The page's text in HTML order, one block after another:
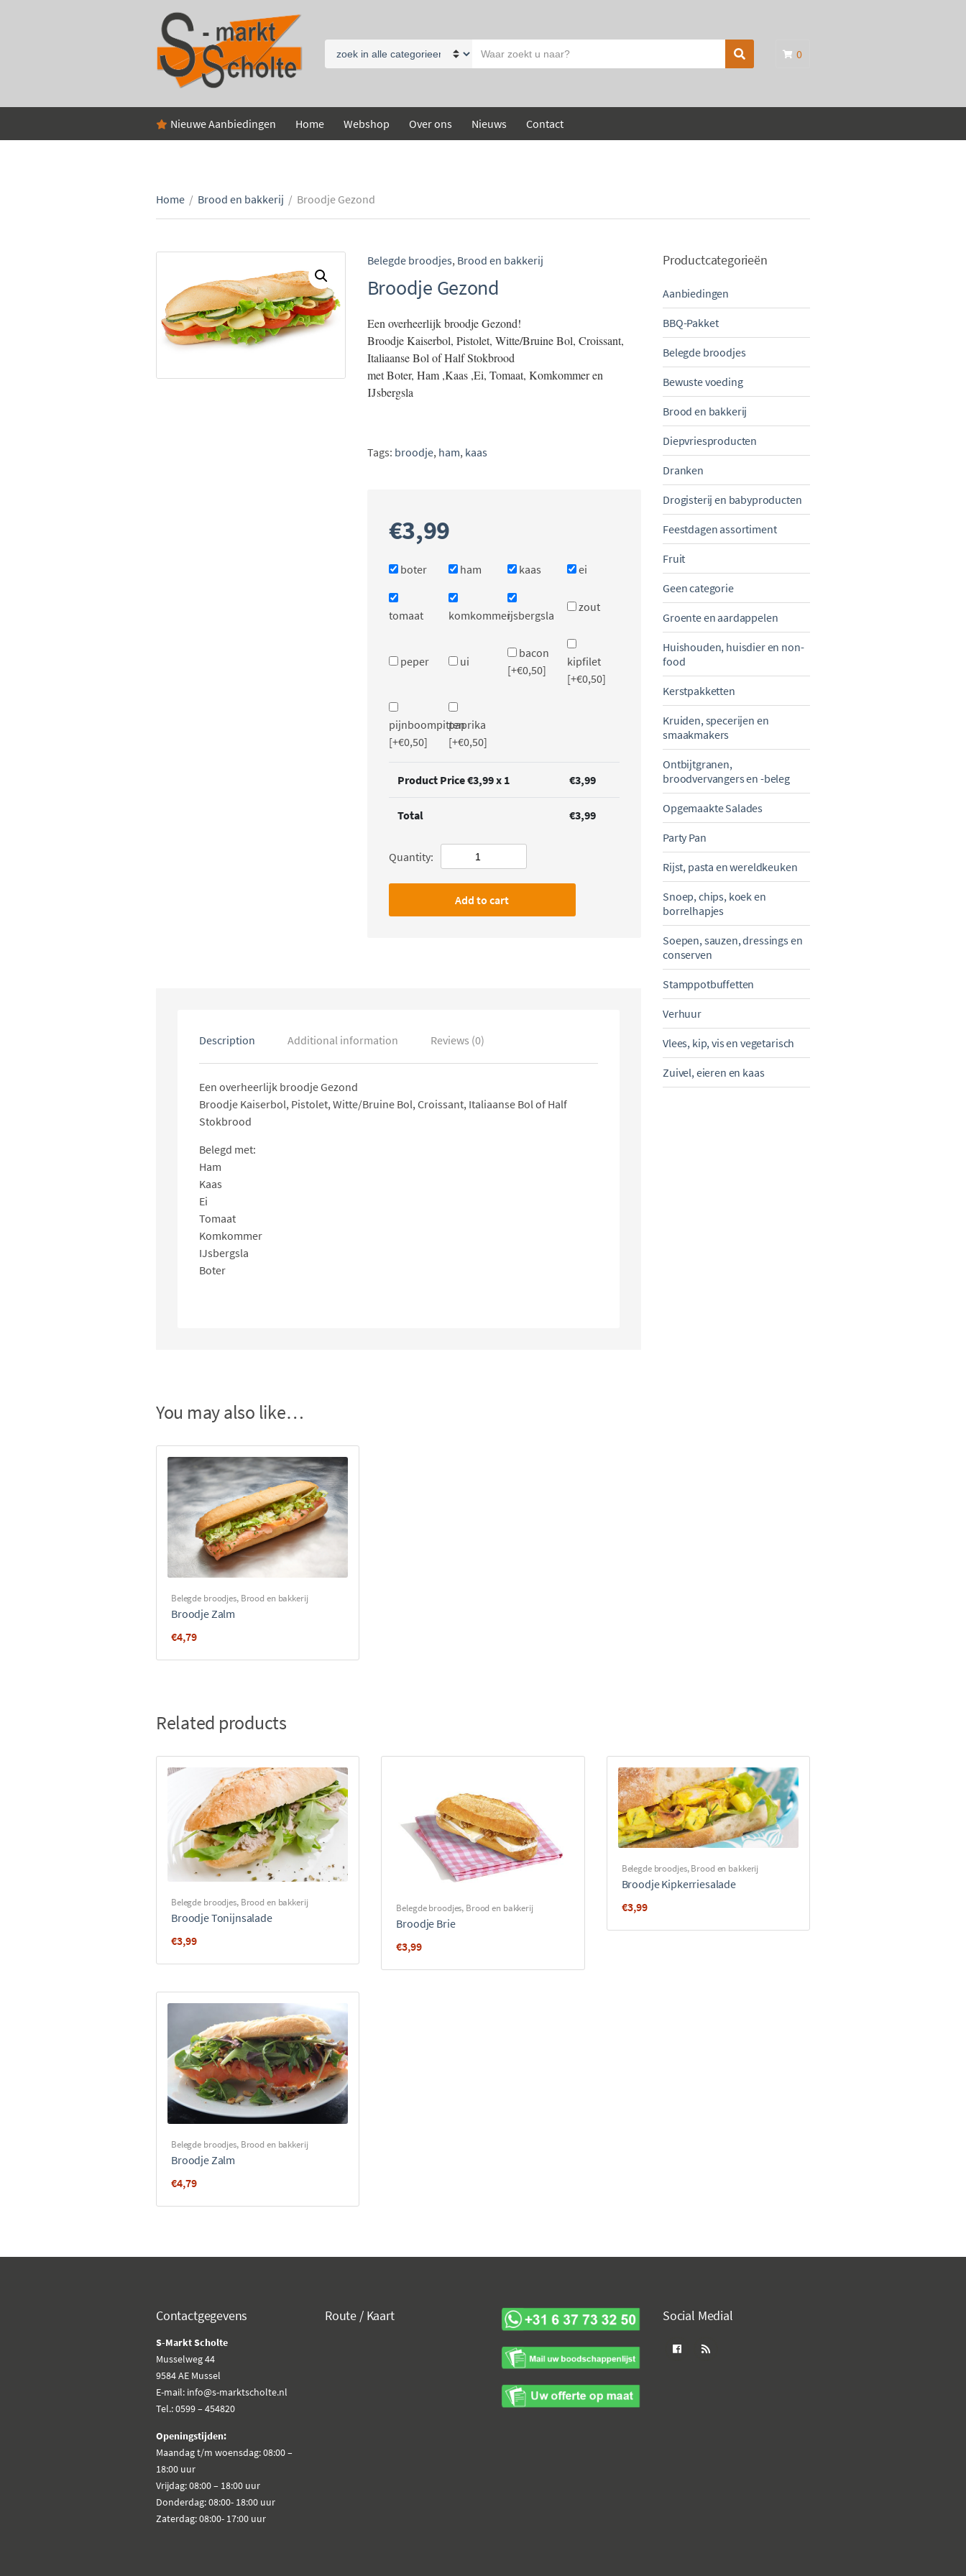
Category
Search
Search 0
Nieuwe Aanbiedingen Home Webshop Over ons Nieuws Contact
Home / Brood en bakkerij / Broodje Gezond
Belegde broodjes, Brood en bakkerij
Broodje Gezond
Een overheerlijk broodje Gezond!
Broodje Kaiserbol, Pistolet, Witte/Bruine Bol, Croissant,
Italiaanse Bol of Half Stokbrood
met Boter, Ham ,Kaas ,Ei, Tomaat, Komkommer en
IJsbergsla
Tags: broodje, ham, kaas
€3,99
boter ham kaas ei
tomaat komkommerijsbergsla
zout
peper ui
bacon
[+€0,50]
kipfilet
[+€0,50]
pijnboompitten
[+€0,50]
paprika
[+€0,50]
Product Price €3,99x 1 €3,99
Total €3,99
Quantity:
Add to cart
Description Additional information Reviews (0)
Een overheerlijk broodje Gezond
Broodje Kaiserbol, Pistolet, Witte/Bruine Bol, Croissant, Italiaanse Bol of Half
Stokbrood
Belegd met:
Ham
Kaas
Ei
Tomaat
Komkommer
IJsbergsla
Boter
Productcategorieën
Aanbiedingen
BBQ-Pakket
Belegde broodjes
Bewuste voeding
Brood en bakkerij
Diepvriesproducten
Dranken
Drogisterij en babyproducten
Feestdagen assortiment
Fruit
Geen categorie
Groente en aardappelen
Huishouden, huisdier en non-
food
Kerstpakketten
Kruiden, specerijen en
smaakmakers
Ontbijtgranen,
broodvervangers en -beleg
Opgemaakte Salades
Party Pan
Rijst, pasta en wereldkeuken
Snoep, chips, koek en
borrelhapjes
Soepen, sauzen, dressings en
conserven
Stamppotbuffetten
Verhuur
Vlees, kip, vis en vegetarisch
Zuivel, eieren en kaas
You may also like…
Belegde broodjes, Brood en bakkerij
Broodje Zalm
€4,79
Related products
Belegde broodjes, Brood en bakkerij
Broodje Tonijnsalade
€3,99
Belegde broodjes, Brood en bakkerij
Broodje Brie
€3,99
Belegde broodjes,Brood en bakkerij
Broodje Kipkerriesalade
€3,99
Belegde broodjes, Brood en bakkerij
Broodje Zalm
€4,79
Contactgegevens
S-Markt Scholte
Musselweg 44
9584 AE Mussel
E-mail: info@s-marktscholte.nl
Tel.: 0599 – 454820
Openingstijden:
Maandag t/m woensdag: 08:00 –
18:00 uur
Vrijdag: 08:00 – 18:00 uur
Donderdag: 08:00- 18:00 uur
Zaterdag: 08:00- 17:00 uur
Route / Kaart Social Medial